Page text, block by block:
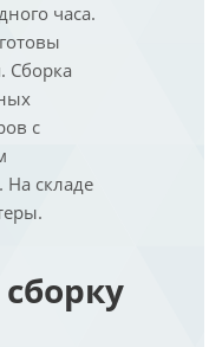
часа.
Сборка
с
На складе